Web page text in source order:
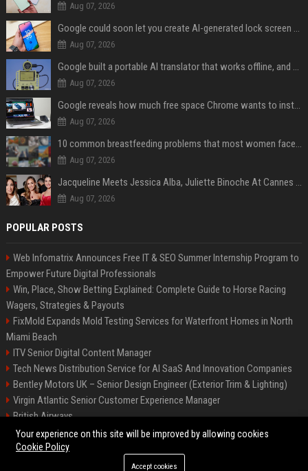
Aug 07, 2026
Google could soon let you create AI-generated lock screen clocks on Android
Aug 07, 2026
Google built a portable AI translator that works offline, and you can build one too
Aug 07, 2026
Google reveals how much free space Chrome wants to install local AI models
Aug 07, 2026
10 common breastfeeding problems that most women face and how to deal with them
Aug 07, 2026
Jacqueline Meets Jessica Alba, Juliette Binoche At Cannes 2025, Says She's 'Speechless'
Aug 07, 2026
POPULAR POSTS
Web Infomatrix Announces Free IT & SEO Summer Internship Program to
Empower Future Digital Professionals
Win, Place, Show Betting Explained: Complete Guide to Horse Racing
Wagers, Strategies & Payouts
FixMold Expands Mold Testing Services for Waterfront Homes in North
Miami Beach
ITV Senior Digital Content Manager
Tech News Distribution Service for AI SaaS And Innovation Companies
Bentley Motors UK – Senior Design Engineer (Exterior Trim & Lighting)
Virgin Atlantic Senior Customer Experience Manager
British Airways
Channel 4 Digital Content Strategy Manager
Your experience on this site will be improved by allowing cookies
Cookie Policy
Accept cookies